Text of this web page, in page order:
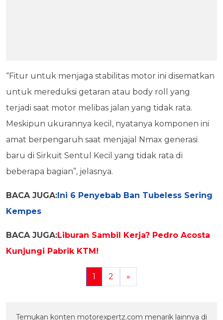
“Fitur untuk menjaga stabilitas motor ini disematkan
untuk mereduksi getaran atau body roll yang
terjadi saat motor melibas jalan yang tidak rata.
Meskipun ukurannya kecil, nyatanya komponen ini
amat berpengaruh saat menjajal Nmax generasi
baru di Sirkuit Sentul Kecil yang tidak rata di
beberapa bagian”, jelasnya.
BACA JUGA:Ini 6 Penyebab Ban Tubeless Sering
Kempes
BACA JUGA:Liburan Sambil Kerja? Pedro Acosta
Kunjungi Pabrik KTM!
1 2 »
Temukan konten motorexpertz.com menarik lainnya di